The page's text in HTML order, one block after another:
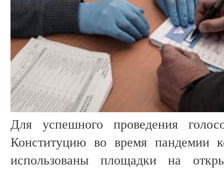
Для успешного проведения
Конституцию во время пандемии
использованы площадки на